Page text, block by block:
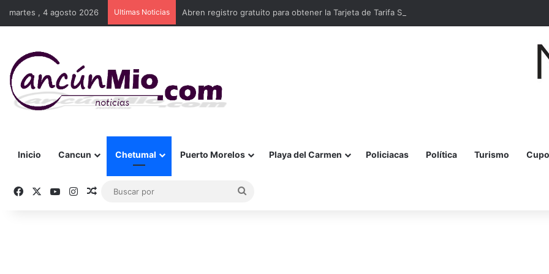
martes , 4 agosto 2026 Ultimas Noticias Abren registro gratuito para obtener la Tarjeta de Tarifa Social MOBI en Cancún
Inicio Cancun Chetumal Puerto Morelos Playa del Carmen Policiacas Política Turismo
FacebookYouTubeInstagram
Publicación al azar